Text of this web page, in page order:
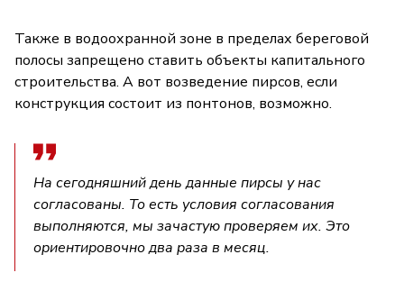
Также в водоохранной зоне в пределах береговой
полосы запрещено ставить объекты капитального
строительства. А вот возведение пирсов, если
конструкция состоит из понтонов, возможно.
На сегодняшний день данные пирсы у нас
согласованы. То есть условия согласования
выполняются, мы зачастую проверяем их. Это
ориентировочно два раза в месяц.